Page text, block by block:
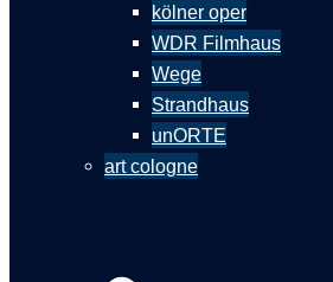
kölner oper
WDR Filmhaus
Wege
Strandhaus
unORTE
art cologne